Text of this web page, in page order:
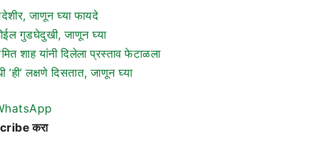
जाणून घ्या फायदे
गुडघेदुखी, जाणून घ्या
शाह यांनी दिलेला प्रस्ताव फेटाळला
लक्षणे दिसतात, जाणून घ्या
करा